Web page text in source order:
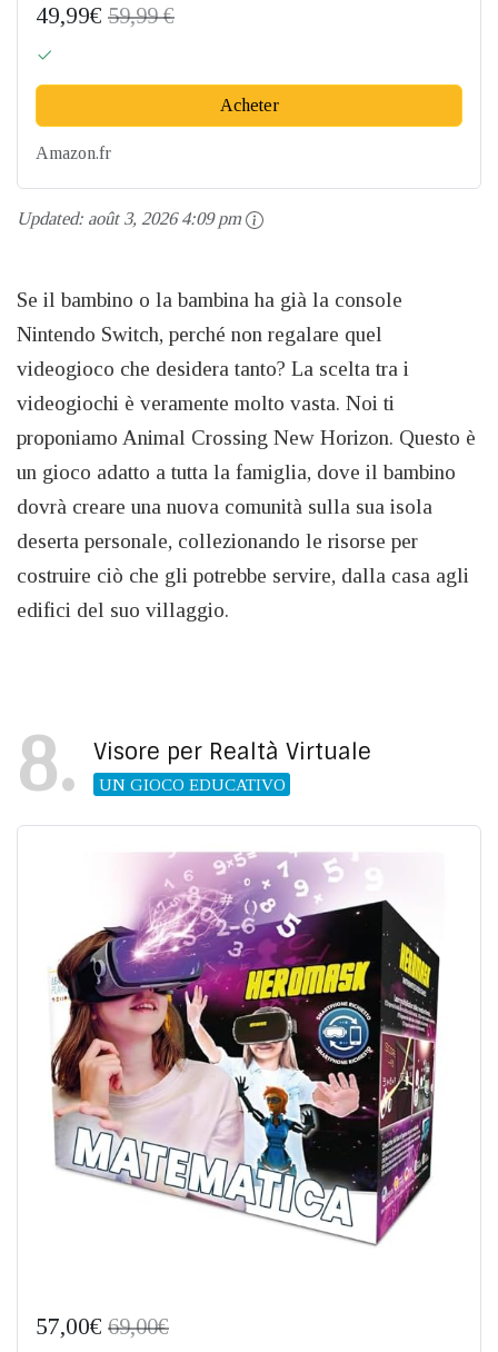
49,99€ 59,99 €
Acheter
Amazon.fr
Updated: août 3, 2026 4:09 pm
Se il bambino o la bambina ha già la console
Nintendo Switch, perché non regalare quel
videogioco che desidera tanto? La scelta tra i
videogiochi è veramente molto vasta. Noi ti
proponiamo Animal Crossing New Horizon. Questo è
un gioco adatto a tutta la famiglia, dove il bambino
dovrà creare una nuova comunità sulla sua isola
deserta personale, collezionando le risorse per
costruire ciò che gli potrebbe servire, dalla casa agli
edifici del suo villaggio.
8 Visore per Realtà Virtuale
UN GIOCO EDUCATIVO
57,00€ 69,00€